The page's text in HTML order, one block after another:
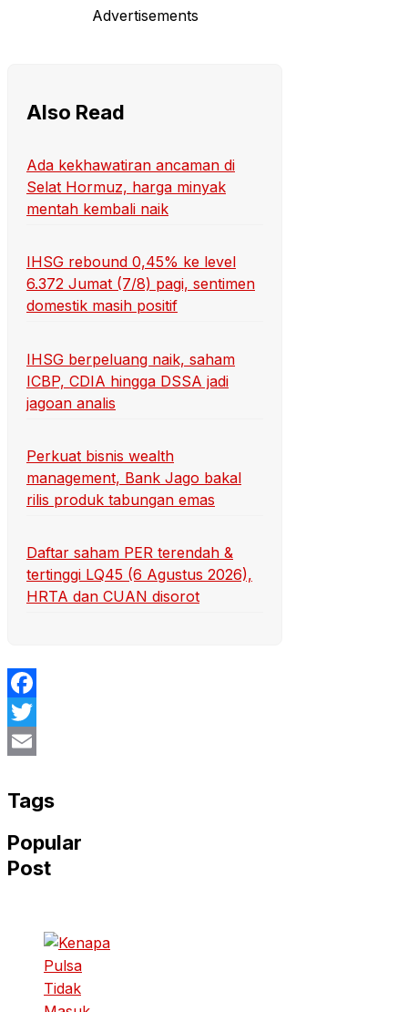
Advertisements
Also Read
Ada kekhawatiran ancaman di
Selat Hormuz, harga minyak
mentah kembali naik
IHSG rebound 0,45% ke level
6.372 Jumat (7/8) pagi, sentimen
domestik masih positif
IHSG berpeluang naik, saham
ICBP, CDIA hingga DSSA jadi
jagoan analis
Perkuat bisnis wealth
management, Bank Jago bakal
rilis produk tabungan emas
Daftar saham PER terendah &
tertinggi LQ45 (6 Agustus 2026),
HRTA dan CUAN disorot
Facebook
Twitter
Tags
Popular
Post